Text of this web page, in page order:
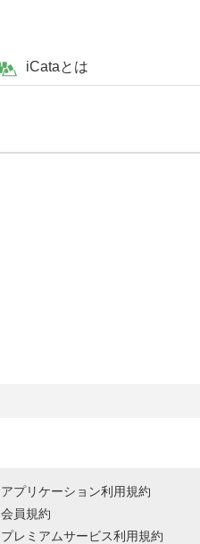
iCataとは
アプリケーション利用規約
会員規約
プレミアムサービス利用規約